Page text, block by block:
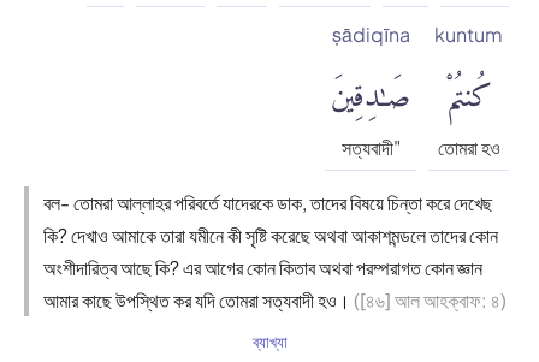
kuntum
كُنتُمْ
তোমরা হও
ṣādiqīna
صَٰدِقِينَ
সত্যবাদী"
বল- তোমরা আল্লাহর পরিবর্তে যাদেরকে ডাক, তাদের বিষয়ে চিন্তা করে দেখেছ
কি? দেখাও আমাকে তারা যমীনে কী সৃষ্টি করেছে অথবা আকাশমন্ডলে তাদের কোন
অংশীদারিত্ব আছে কি? এর আগের কোন কিতাব অথবা পরম্পরাগত কোন জ্ঞান
আমার কাছে উপস্থিত কর যদি তোমরা সত্যবাদী হও। ([৪৬] আল আহক্বাফ: ৪)
ব্যাখ্যা